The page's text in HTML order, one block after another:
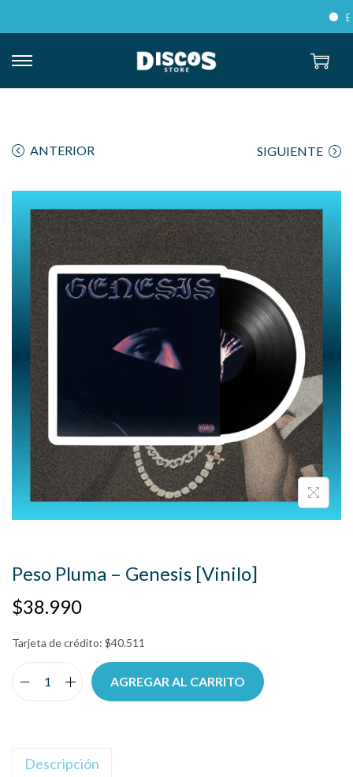
ANTERIOR SIGUIENTE
Peso Pluma – Genesis [Vinilo]
$38.990
Tarjeta de crédito: $40.511
AGREGAR AL CARRITO
Descripción